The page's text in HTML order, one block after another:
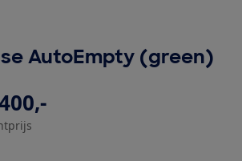
AutoEmpty (green)